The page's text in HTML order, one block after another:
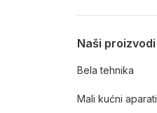
Naši proizvodi
Bela tehnika
Mali kućni aparati